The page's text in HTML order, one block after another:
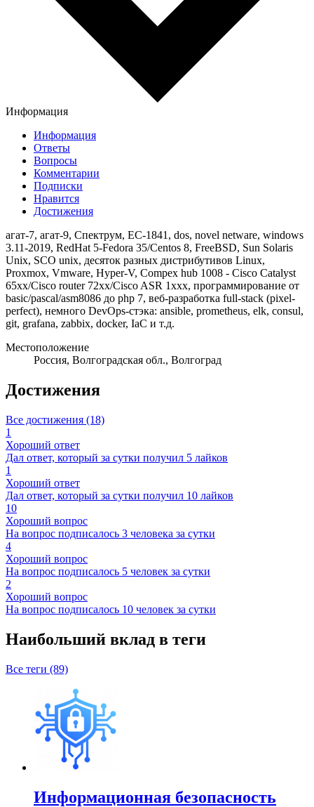
Информация
Информация
Ответы
Вопросы
Комментарии
Подписки
Нравится
Достижения
агат-7, агат-9, Спектрум, ЕС-1841, dos, novel netware, windows
3.11-2019, RedHat 5-Fedora 35/Centos 8, FreeBSD, Sun Solaris
Unix, SCO unix, десяток разных дистрибутивов Linux,
Proxmox, Vmware, Hyper-V, Compex hub 1008 - Cisco Catalyst
65xx/Cisco router 72xx/Cisco ASR 1xxx, программирование от
basic/pascal/asm8086 до php 7, веб-разработка full-stack (pixel-
perfect), немного DevOps-стэка: ansible, prometheus, elk, consul,
git, grafana, zabbix, docker, IaC и т.д.
Местоположение
Россия, Волгоградская обл., Волгоград
Достижения
Все достижения (18)
1
Хороший ответ
Дал ответ, который за сутки получил 5 лайков
1
Хороший ответ
Дал ответ, который за сутки получил 10 лайков
10
Хороший вопрос
На вопрос подписалось 3 человека за сутки
4
Хороший вопрос
На вопрос подписалось 5 человек за сутки
2
Хороший вопрос
На вопрос подписалось 10 человек за сутки
Наибольший вклад в теги
Все теги (89)
Информационная безопасность